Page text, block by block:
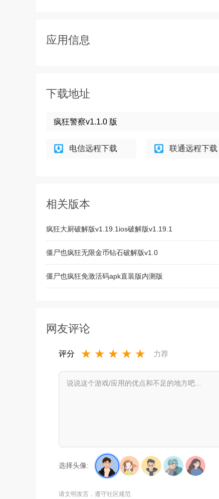
应用信息
下载地址
疯狂警察v1.1.0 版
电信远程下载 联通远程下载
相关版本
疯狂大厨破解版v1.19.1ios破解版v1.19.1
僵尸也疯狂无限金币钻石破解版v1.0
僵尸也疯狂免激活码apk直装版内测版
网友评论
评分 ★ ★ ★ ★ ★ 力荐
选择头像:
请文明发言，遵守社区规范